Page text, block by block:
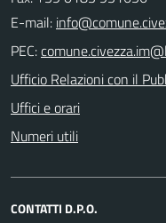
E-mail:
PEC:
Ufficio Relazioni con il
Uffici e orari
Numeri utili
CONTATTI D.P.O.